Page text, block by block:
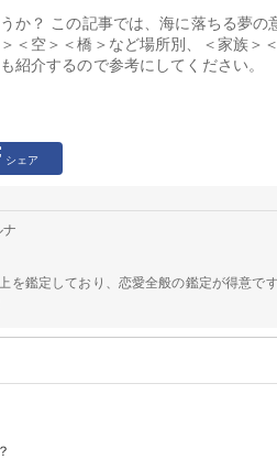
か？ この記事では、海に落ちる夢の
＜空＞＜橋＞など場所別、＜家族＞
紹介するので参考にしてください。
シェア
を鑑定しており、恋愛全般の鑑定が得意で